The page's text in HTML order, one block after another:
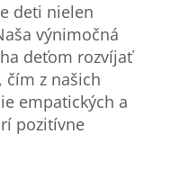
deti nielen
výnimočná
deťom rozvíjať
z našich
empatických a
pozitívne